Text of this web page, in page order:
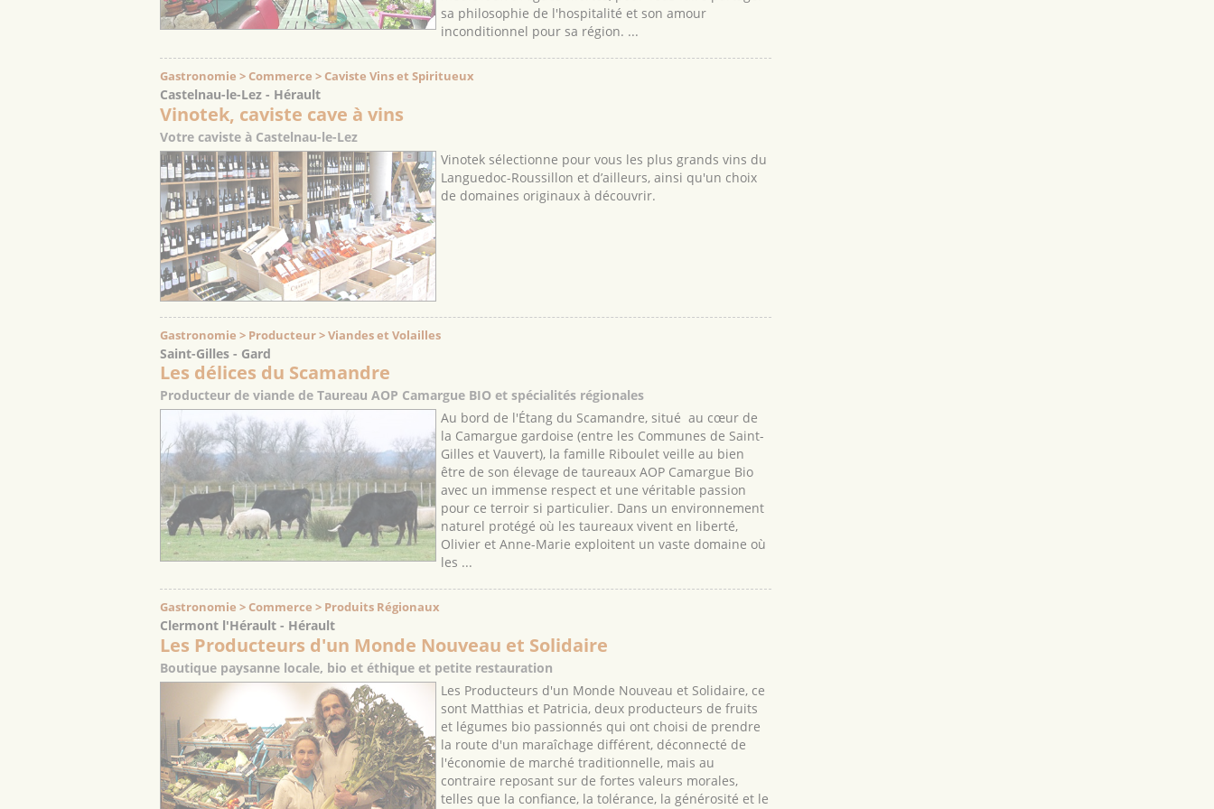
sa philosophie de l'hospitalité et son amour
inconditionnel pour sa région. ...
Gastronomie > Commerce > Caviste Vins et Spiritueux
Castelnau-le-Lez - Hérault
Vinotek, caviste cave à vins
Votre caviste à Castelnau-le-Lez
Vinotek sélectionne pour vous les plus grands vins du
Languedoc-Roussillon et d’ailleurs, ainsi qu'un choix
de domaines originaux à découvrir.
Gastronomie > Producteur > Viandes et Volailles
Saint-Gilles - Gard
Les délices du Scamandre
Producteur de viande de Taureau AOP Camargue BIO et spécialités régionales
Au bord de l'Étang du Scamandre, situé au cœur de
la Camargue gardoise (entre les Communes de Saint-
Gilles et Vauvert), la famille Riboulet veille au bien
être de son élevage de taureaux AOP Camargue Bio
avec un immense respect et une véritable passion
pour ce terroir si particulier. Dans un environnement
naturel protégé où les taureaux vivent en liberté,
Olivier et Anne-Marie exploitent un vaste domaine où
les ...
Gastronomie > Commerce > Produits Régionaux
Clermont l'Hérault - Hérault
Les Producteurs d'un Monde Nouveau et Solidaire
Boutique paysanne locale, bio et éthique et petite restauration
Les Producteurs d'un Monde Nouveau et Solidaire, ce
sont Matthias et Patricia, deux producteurs de fruits
et légumes bio passionnés qui ont choisi de prendre
la route d'un maraîchage différent, déconnecté de
l'économie de marché traditionnelle, mais au
contraire reposant sur de fortes valeurs morales,
telles que la confiance, la tolérance, la générosité et le